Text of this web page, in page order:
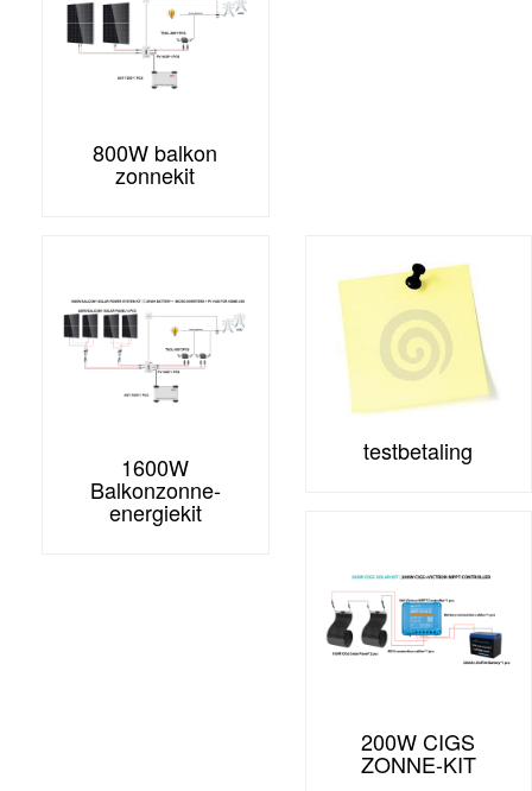
800W balkon
zonnekit
1600W
Balkonzonne-
energiekit
testbetaling
200W CIGS
ZONNE-KIT